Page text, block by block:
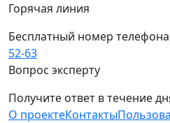
Горячая линия
Бесплатный номер
52-63
Вопрос эксперту
Получите ответ в течение
О проектеКонтакты